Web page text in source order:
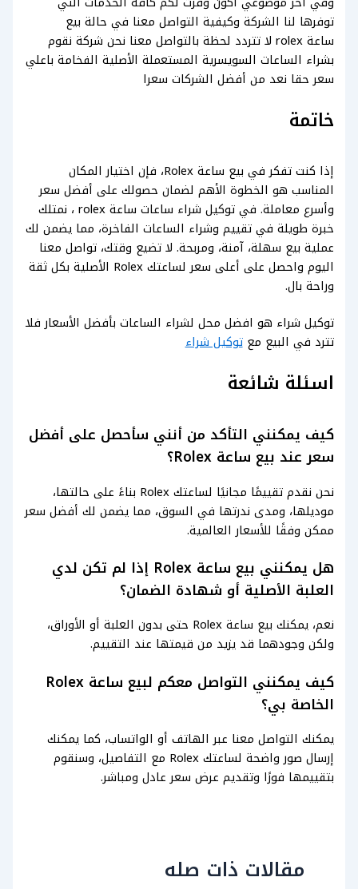
توفرها لنا الشركة وكيفية التواصل معنا في حالة بيع
ساعة rolex لا تتردد لحظة بالتواصل معنا نحن شركة نقوم
بشراء الساعات السويسرية المستعملة الأصلية الفخامة باعلي
سعر حقا نعد من أفضل الشركات سعرا
خاتمة
إذا كنت تفكر في بيع ساعة Rolex، فإن اختيار المكان
المناسب هو الخطوة الأهم لضمان حصولك على أفضل سعر
وأسرع معاملة. في توكيل شراء ساعات ساعة rolex ، نمتلك
خبرة طويلة في تقييم وشراء الساعات الفاخرة، مما يضمن لك
عملية بيع سهلة، آمنة، ومربحة. لا تضيع وقتك، تواصل معنا
اليوم واحصل على أعلى سعر لساعتك Rolex الأصلية بكل ثقة
وراحة بال.
توكيل شراء هو افضل محل لشراء الساعات بأفضل الأسعار فلا
تترد في البيع معتوكيل شراء
اسئلة شائعة
كيف يمكنني التأكد من أنني سأحصل على أفضل
سعر عند بيع ساعة Rolex؟
نحن نقدم تقييمًا مجانيًا لساعتك Rolex بناءً على حالتها،
موديلها، ومدى ندرتها في السوق، مما يضمن لك أفضل سعر
ممكن وفقًا للأسعار العالمية.
هل يمكنني بيع ساعة Rolex إذا لم تكن لدي
العلبة الأصلية أو شهادة الضمان؟
نعم، يمكنك بيع ساعة Rolex حتى بدون العلبة أو الأوراق،
ولكن وجودهما قد يزيد من قيمتها عند التقييم.
كيف يمكنني التواصل معكم لبيع ساعة Rolex
الخاصة بي؟
يمكنك التواصل معنا عبر الهاتف أو الواتساب، كما يمكنك
إرسال صور واضحة لساعتك Rolex مع التفاصيل، وسنقوم
بتقييمها فورًا وتقديم عرض سعر عادل ومباشر.
مقالات ذات صله